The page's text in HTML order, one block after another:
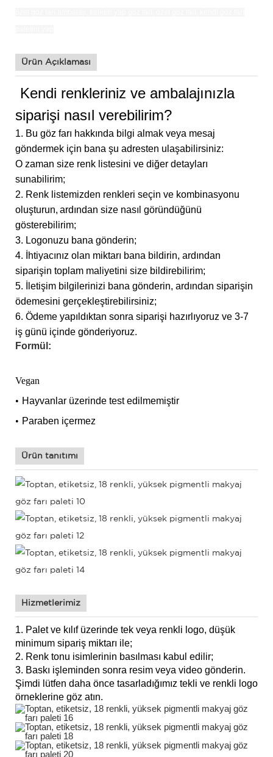
Ürün Açıklaması
Kendi renkleriniz ve ambalajınızla
siparişi nasıl verebilirim?
1. Bu göz farı hakkında bilgi almak veya mesaj
göndermek için bana şu adresten ulaşabilirsiniz:
O zaman size renk listesini ve diğer detayları
sunabilirim;
2. Renk listemizden renkleri seçin ve kombinasyonu
oluşturun, ardından size nasıl göründüğünü
gösterebilirim;
3. Logonuzu bana gönderin;
4. İhtiyacınız olan miktarı bana bildirin, ardından
siparişin toplam maliyetini size bildirebilirim;
5. İletişim bilgilerinizi bana gönderin, ardından siparişin
ödemesini gerçekleştirebilirsiniz;
6. Ödeme yapıldıktan sonra siparişi hazırlıyoruz ve 3-7
iş günü içinde gönderiyoruz.
Formül:
Vegan
• Hayvanlar üzerinde test edilmemiştir
• Paraben içermez
Ürün tanıtımı
Hizmetlerimiz
1. Palet ve kılıf üzerinde tek veya renkli logo, düşük
minimum sipariş miktarı ile;
2. Renk tonu isimlerinin basılması kabul edilir;
3. Baskı işleminden sonra resim veya video gönderin.
Şimdi lütfen daha önce tasarladığımız tekli ve renkli logo
örneklerine göz atın.